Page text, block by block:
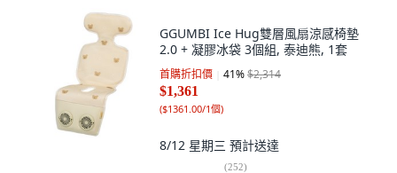
GGUMBI Ice Hug雙層風扇涼感椅墊
2.0 + 凝膠冰袋 3個組, 泰迪熊, 1套
首購折扣價 41%$2,314
$1,361
($1361.00/1個)
8/12 星期三 預計送達
(252)